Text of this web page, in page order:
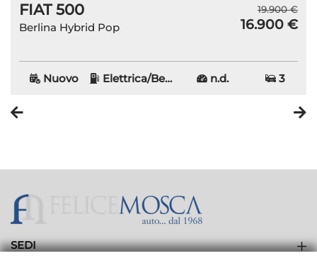
FIAT 500
Berlina Hybrid Pop
19.900 €
16.900 €
Nuovo Elettrica/Benzina n.d. 3
SEDI